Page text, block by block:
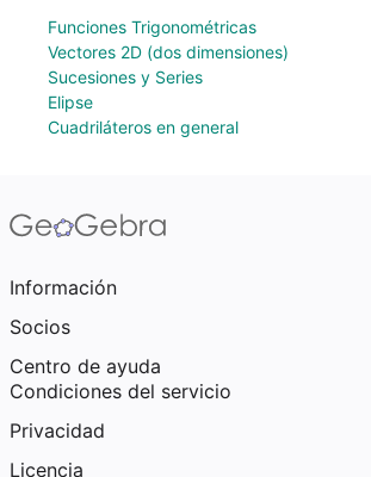
Funciones Trigonométricas
Vectores 2D (dos dimensiones)
Sucesiones y Series
Elipse
Cuadriláteros en general
Información
Socios
Centro de ayuda
Condiciones del servicio
Privacidad
Licencia